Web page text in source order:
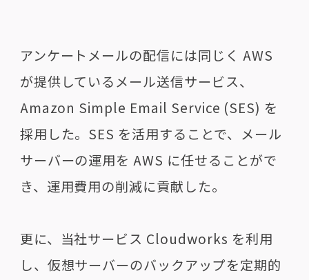
アンケートメールの配信には同じく AWS
が提供しているメール送信サービス、
Amazon Simple Email Service (SES) を
採用した。SES を活用することで、メール
サーバーの運用を AWS に任せることがで
き、運用費用の削減に貢献した。
更に、当社サービス Cloudworks を利用
し、仮想サーバーのバックアップを定期的